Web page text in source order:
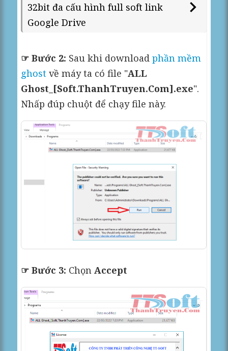
32bit đa cấu hình full soft link
Google Drive
☞ Bước 2: Sau khi downloadphần mềm
ghost về máy ta có file "ALL
Ghost_[Soft.ThanhTruyen.Com].exe".
Nhấp đúp chuột để chạy file này.
☞ Bước 3: ChọnAccept